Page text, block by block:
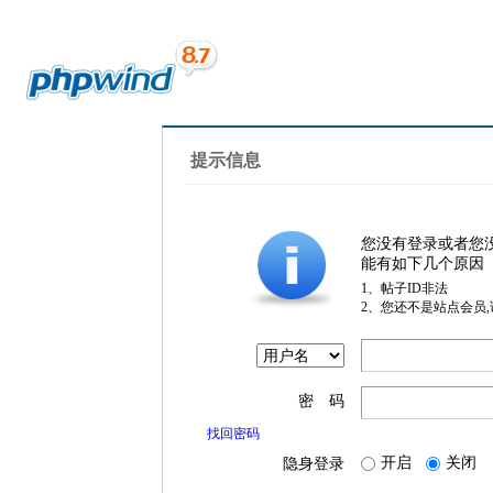
提示信息
您没有登录或者您
能有如下几个原因
1、帖子ID非法
2、您还不是站点会员
密 码
找回密码
隐身登录 开启 关闭